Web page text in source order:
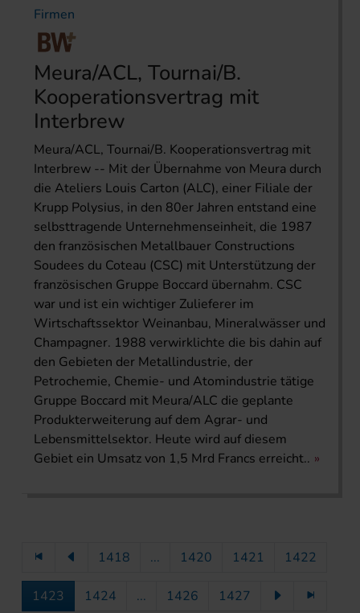
Firmen
Meura/ACL, Tournai/B.
Kooperationsvertrag mit
Interbrew
Meura/ACL, Tournai/B. Kooperationsvertrag mit
Interbrew -- Mit der Übernahme von Meura durch
die Ateliers Louis Carton (ALC), einer Filiale der
Krupp Polysius, in den 80er Jahren entstand eine
selbsttragende Unternehmenseinheit, die 1987
den französischen Metallbauer Constructions
Soudees du Coteau (CSC) mit Unterstützung der
französischen Gruppe Boccard übernahm. CSC
war und ist ein wichtiger Zulieferer im
Wirtschaftssektor Weinanbau, Mineralwässer und
Champagner. 1988 verwirklichte die bis dahin auf
den Gebieten der Metallindustrie, der
Petrochemie, Chemie- und Atomindustrie tätige
Gruppe Boccard mit Meura/ALC die geplante
Produkterweiterung auf dem Agrar- und
Lebensmittelsektor. Heute wird auf diesem
Gebiet ein Umsatz von 1,5 Mrd Francs erreicht..
1418 ... 1420 1421 1422
1423 1424 ... 1426 1427